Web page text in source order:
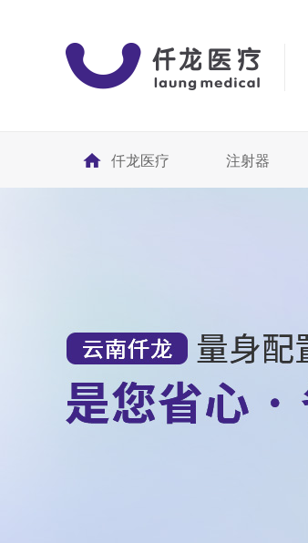
仟龙医疗 注射器